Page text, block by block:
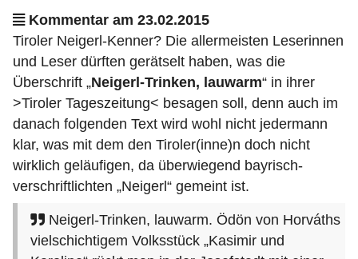
Kommentar am 23.02.2015
Tiroler Neigerl-Kenner? Die allermeisten Leserinnen
und Leser dürften gerätselt haben, was die
Überschrift „Neigerl-Trinken, lauwarm“ in ihrer
>Tiroler Tageszeitung< besagen soll, denn auch im
danach folgenden Text wird wohl nicht jedermann
klar, was mit dem den Tiroler(inne)n doch nicht
wirklich geläufigen, da überwiegend bayrisch-
verschriftlichten „Neigerl“ gemeint ist.
Neigerl-Trinken, lauwarm. Ödön von Horváths
vielschichtigem Volksstück „Kasimir und